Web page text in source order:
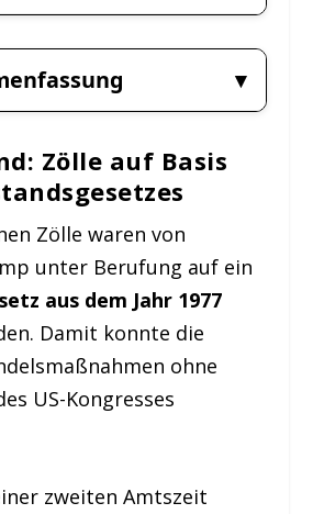
Zölle auf Basis
Zölle waren von
unter Berufung auf ein
aus dem Jahr 1977
Damit konnte die
ohne
US-Kongresses
zweiten Amtszeit